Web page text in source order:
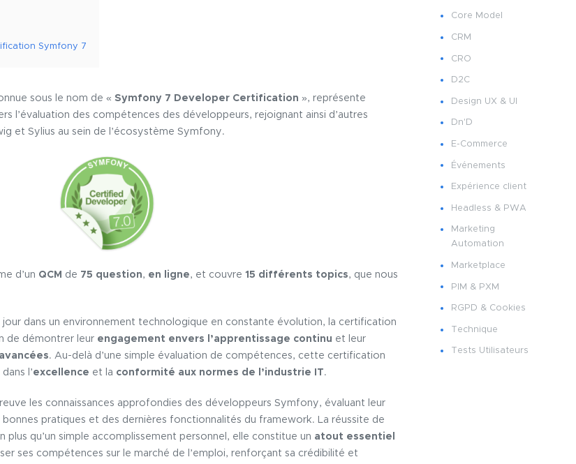
Symfony 7
sous le nom de « Symfony 7 Developer Certification », représente
l’évaluation des compétences des développeurs, rejoignant ainsi d’autres
et Sylius au sein de l’écosystème Symfony.
d’un QCM de 75 question, en ligne, et couvre 15 différents topics, que nous
jour dans un environnement technologique en constante évolution, la certification
de démontrer leurengagement envers l’apprentissage continu et leur
. Au-delà d’une simple évaluation de compétences, cette certification
l’excellence et la conformité aux normes de l’industrie IT.
les connaissances approfondies des développeurs Symfony, évaluant leur
pratiques et des dernières fonctionnalités du framework. La réussite de
qu’un simple accomplissement personnel, elle constitue un atout essentiel
ses compétences sur le marché de l’emploi, renforçant sa crédibilité et
Core Model
CRM
CRO
D2C
Design UX & UI
Dn'D
E-Commerce
Événements
Expérience client
Headless & PWA
Marketing
Automation
Marketplace
PIM & PXM
RGPD & Cookies
Technique
Tests Utilisateurs